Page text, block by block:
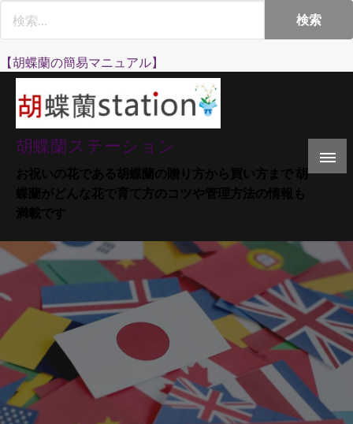
【胡蝶蘭の簡易マニュアル】
胡蝶蘭ステーション